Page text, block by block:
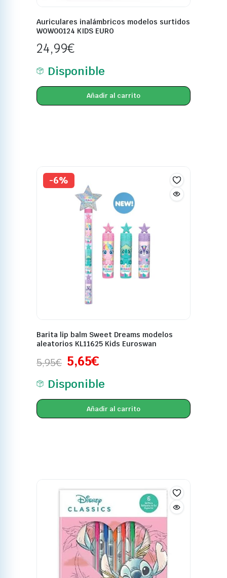
Auriculares inalámbricos modelos surtidos
WOW00124 KIDS EURO
24,99€
Disponible
Añadir al carrito
-6%
Barita lip balm Sweet Dreams modelos
aleatorios KL11625 Kids Euroswan
5,95€ 5,65€
Disponible
Añadir al carrito